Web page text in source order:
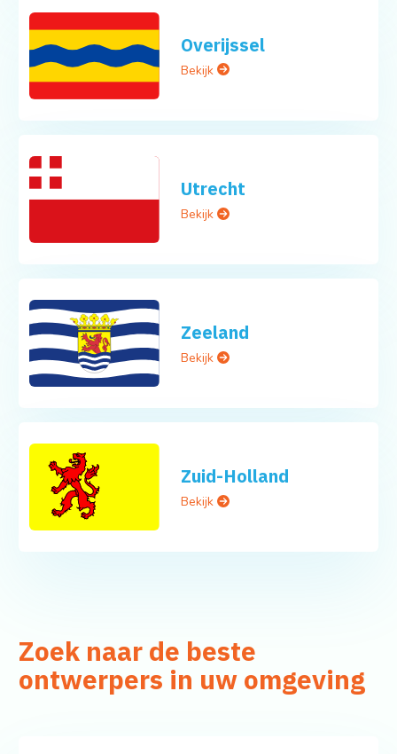
Overijssel
Bekijk
Utrecht
Bekijk
Zeeland
Bekijk
Zuid-Holland
Bekijk
Zoek naar de beste
ontwerpers in uw omgeving